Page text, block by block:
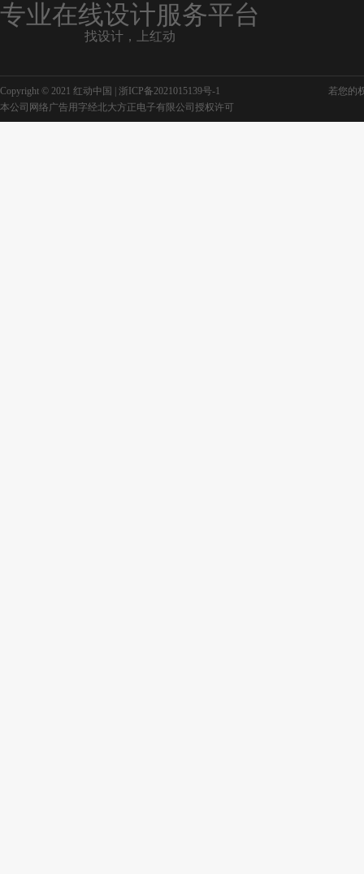
专业在线设计服务平台
找设计，上红动
Copyright © 2021 红动中国 | 浙ICP备2021015139号-1
若您的
本公司网络广告用字经北大方正电子有限公司授权许可